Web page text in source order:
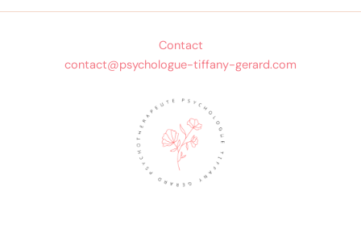
Contact
contact@psychologue-tiffany-gerard.com